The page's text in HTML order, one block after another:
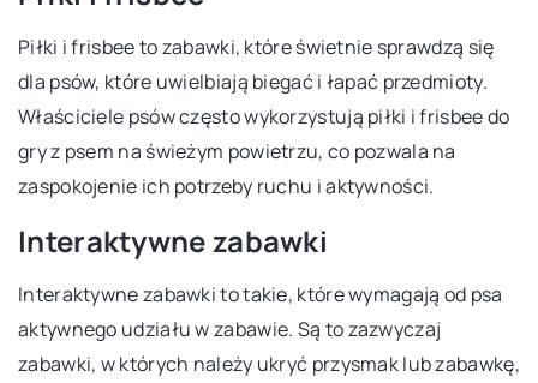
Piłki i frisbee to zabawki, które świetnie sprawdzą się
dla psów, które uwielbiają biegać i łapać przedmioty.
Właściciele psów często wykorzystują piłki i frisbee do
gry z psem na świeżym powietrzu, co pozwala na
zaspokojenie ich potrzeby ruchu i aktywności.
Interaktywne zabawki
Interaktywne zabawki to takie, które wymagają od psa
aktywnego udziału w zabawie. Są to zazwyczaj
zabawki, w których należy ukryć przysmak lub zabawkę,